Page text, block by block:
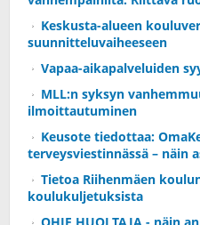
Keskusta-alueen
suunnitteluvaiheeseen
Vapaa-aikapalveluiden
MLL:n syksyn
ilmoittautuminen
Keusote tiedottaa:
terveysviestinnässä – näin
Tietoa Riihenmäen
koulukuljetuksista